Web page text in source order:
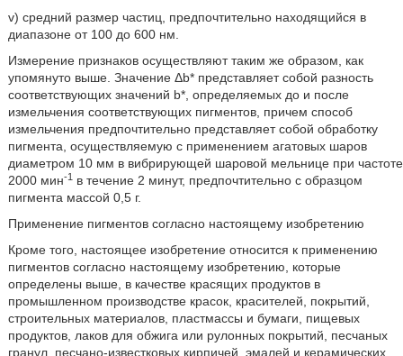
v) средний размер частиц, предпочтительно находящийся в
диапазоне от 100 до 600 нм.
Измерение признаков осуществляют таким же образом, как
упомянуто выше. Значение Δb* представляет собой разность
соответствующих значений b*, определяемых до и после
измельчения соответствующих пигментов, причем способ
измельчения предпочтительно представляет собой обработку
пигмента, осуществляемую с применением агатовых шаров
диаметром 10 мм в вибрирующей шаровой мельнице при частоте
2000 мин-1в течение 2 минут, предпочтительно с образцом
пигмента массой 0,5 г.
Применение пигментов согласно настоящему изобретению
Кроме того, настоящее изобретение относится к применению
пигментов согласно настоящему изобретению, которые
определены выше, в качестве красящих продуктов в
промышленном производстве красок, красителей, покрытий,
строительных материалов, пластмассы и бумаги, пищевых
продуктов, лаков для обжига или рулонных покрытий, песчаных
гранул, песчано-известковых кирпичей, эмалей и керамических